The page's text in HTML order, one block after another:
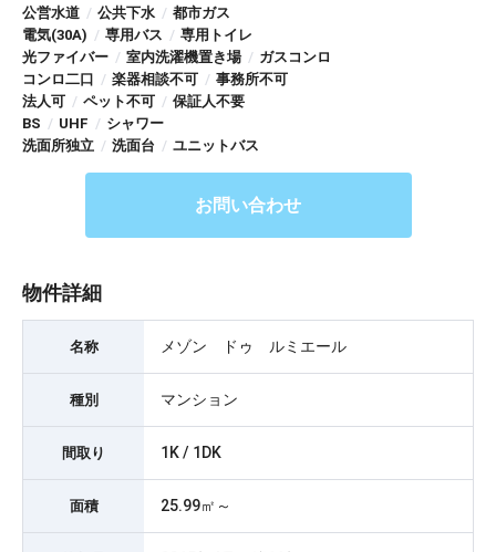
公営水道 / 公共下水 / 都市ガス
電気(30A) / 専用バス / 専用トイレ
光ファイバー / 室内洗濯機置き場 / ガスコンロ
コンロ二口 / 楽器相談不可 / 事務所不可
法人可 / ペット不可 / 保証人不要
BS / UHF / シャワー
洗面所独立 / 洗面台 / ユニットバス
お問い合わせ
物件詳細
名称 メゾン ドゥ ルミエール
種別 マンション
間取り 1K / 1DK
面積 25.99㎡～